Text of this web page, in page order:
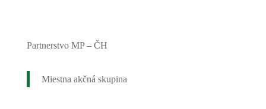
Partnerstvo MP – ČH
Miestna akčná skupina